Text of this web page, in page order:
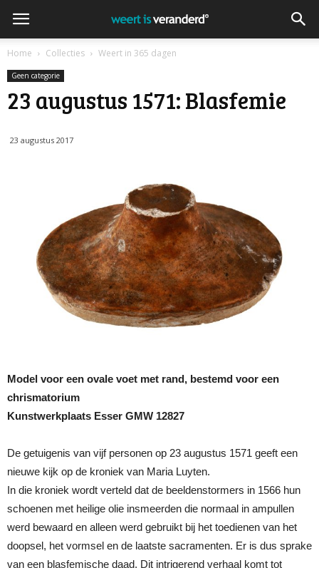
Home Collecties Weert in 365 dagen
Geen categorie
23 augustus 1571: Blasfemie
23 augustus 2017
Model voor een ovale voet met rand, bestemd voor een
chrismatorium
Kunstwerkplaats Esser GMW 12827
De getuigenis van vijf personen op 23 augustus 1571 geeft een
nieuwe kijk op de kroniek van Maria Luyten.
In die kroniek wordt verteld dat de beeldenstormers in 1566 hun
schoenen met heilige olie insmeerden die normaal in ampullen
werd bewaard en alleen werd gebruikt bij het toedienen van het
doopsel, het vormsel en de laatste sacramenten. Er is dus sprake
van een blasfemische daad. Dit intrigerend verhaal komt tot